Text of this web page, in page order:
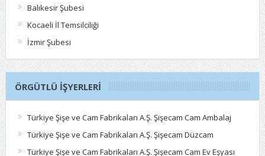
Balıkesir Şubesi
Kocaeli İl Temsilciliği
İzmir Şubesi
ÖRGÜTLÜ İŞYERLERI
Türkiye Şişe ve Cam Fabrikaları A.Ş. Şişecam Cam Ambalaj
Türkiye Şişe ve Cam Fabrikaları A.Ş. Şişecam Düzcam
Türkiye Şişe ve Cam Fabrikaları A.Ş. Şişecam Cam Ev Eşyası